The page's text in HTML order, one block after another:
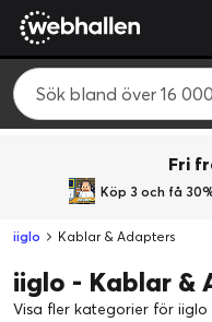
Fri
Köp 3 och få
iiglo Kablar & Adapters
iiglo - Kablar &
Visa fler kategorier för iiglo